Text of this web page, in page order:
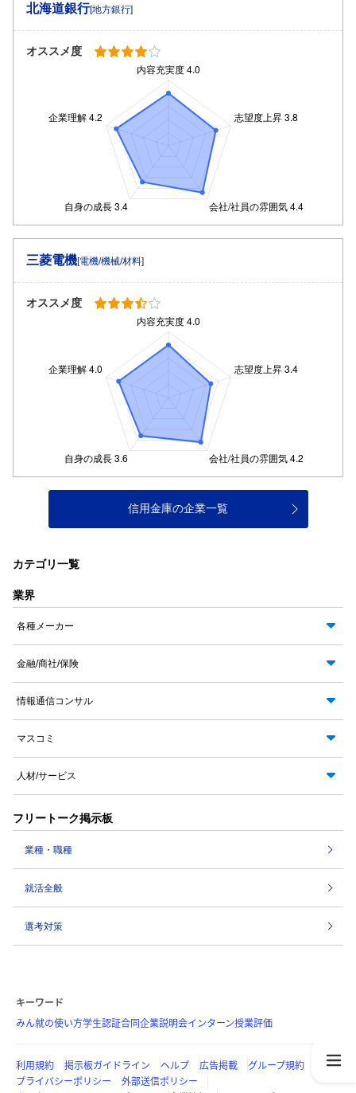
北海道銀行[地方銀行]
オススメ度
三菱電機[電機/機械/材料]
オススメ度
信用金庫の企業一覧
カテゴリ一覧
業界
各種メーカー
金融/商社/保険
情報通信コンサル
マスコミ
人材/サービス
フリートーク掲示板
業種・職種
就活全般
選考対策
キーワード
みん就の使い方学生認証合同企業説明会インターン授業評価
利用規約 掲示板ガイドライン ヘルプ 広告掲載
グループ規約
プライバシーポリシー
外部送信ポリシー